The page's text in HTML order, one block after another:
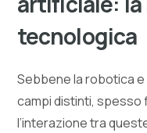
tecnologica
Sebbene la robotica e
campi distinti, spesso
l’interazione tra